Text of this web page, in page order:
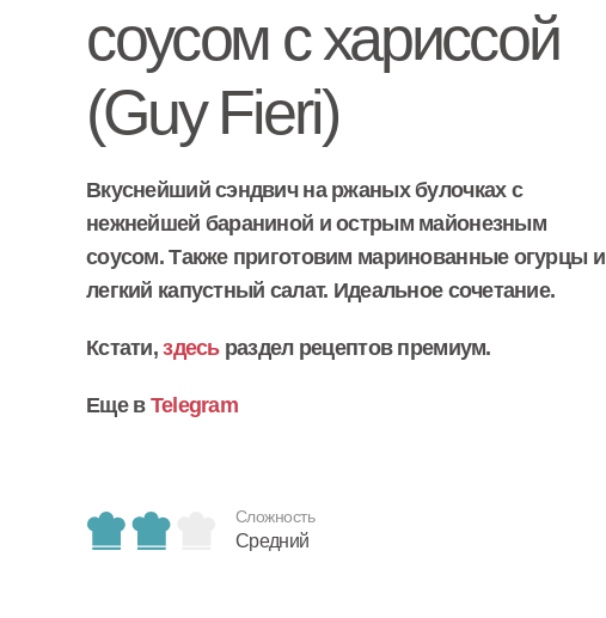
соусом с хариссой
(Guy Fieri)
Вкуснейший сэндвич на ржаных булочках с
нежнейшей бараниной и острым майонезным
соусом. Также приготовим маринованные огурцы и
легкий капустный салат. Идеальное сочетание.
Кстати,здесьраздел рецептов премиум.
Еще в Telegram
Сложность
Средний